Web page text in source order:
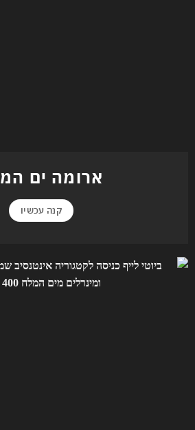
ארומה ים המלח
קנה עכשיו